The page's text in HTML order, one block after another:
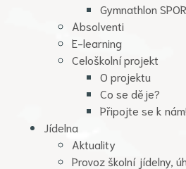
Gymnathlon
Absolventi
E-learning
Celoškolní projekt
O projektu
Co se děje?
Připojte se k nám!
Jídelna
Aktuality
Provoz školní jídelny,